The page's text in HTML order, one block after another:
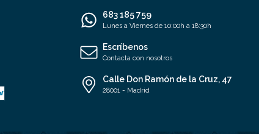
683 185 759
Lunes a Viernes de 10:00h a 18:30h
Escríbenos
Contacta con nosotros
Calle Don Ramón de la Cruz, 47
28001 - Madrid